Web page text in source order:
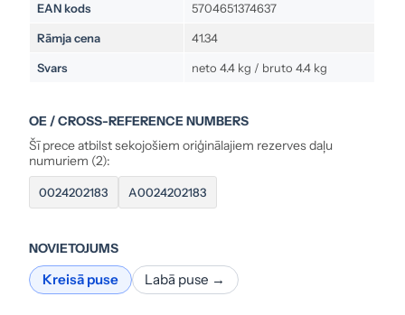
EAN kods 5704651374637
Rāmja cena 41.34
Svars neto 4.4 kg / bruto 4.4 kg
OE / CROSS-REFERENCE NUMBERS
Šī prece atbilst sekojošiem oriģinālajiem rezerves daļu
numuriem (2):
0024202183 A0024202183
NOVIETOJUMS
Kreisā puse Labā puse →